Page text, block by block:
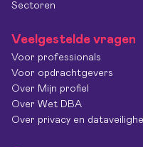
Sectoren
Veelgestelde vragen
Voor professionals
Voor opdrachtgevers
Over Mijn profiel
Over Wet DBA
Over privacy en